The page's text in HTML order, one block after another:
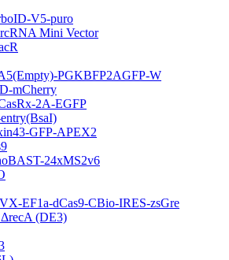
V5-puro
Mini Vector
PGKBFP2AGFP-W
mCherry
2A-EGFP
GFP-APEX2
24xMS2v6
EF1a-dCas9-CBio-IRES-zsGre
(DE3)